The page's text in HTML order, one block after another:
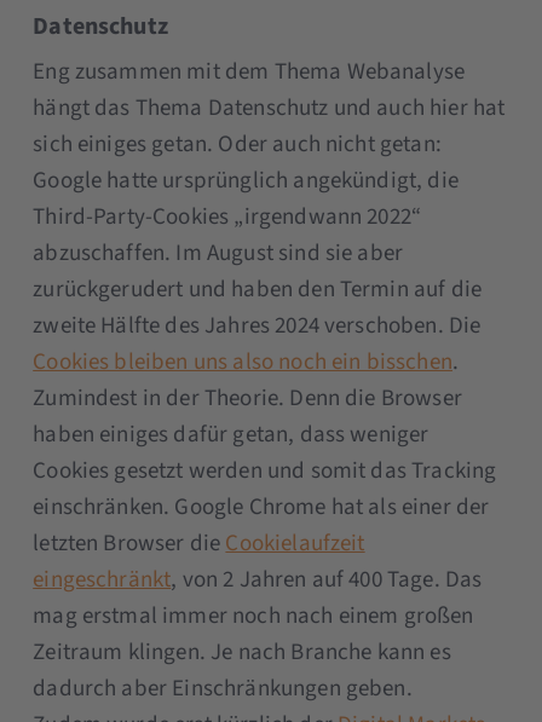
Datenschutz
Eng zusammen mit dem Thema Webanalyse
hängt das Thema Datenschutz und auch hier hat
sich einiges getan. Oder auch nicht getan:
Google hatte ursprünglich angekündigt, die
Third-Party-Cookies „irgendwann 2022“
abzuschaffen. Im August sind sie aber
zurückgerudert und haben den Termin auf die
zweite Hälfte des Jahres 2024 verschoben. Die
Cookies bleiben uns also noch ein bisschen.
Zumindest in der Theorie. Denn die Browser
haben einiges dafür getan, dass weniger
Cookies gesetzt werden und somit das Tracking
einschränken. Google Chrome hat als einer der
letzten Browser dieCookielaufzeit
eingeschränkt, von 2 Jahren auf 400 Tage. Das
mag erstmal immer noch nach einem großen
Zeitraum klingen. Je nach Branche kann es
dadurch aber Einschränkungen geben.